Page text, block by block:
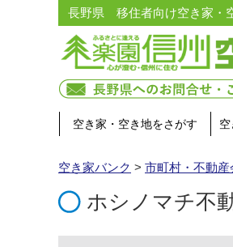
長野県 移住者向け空き家・
空き家・空き地をさがす
空き家バンク > 市町村・不動産
ホシノマチ不